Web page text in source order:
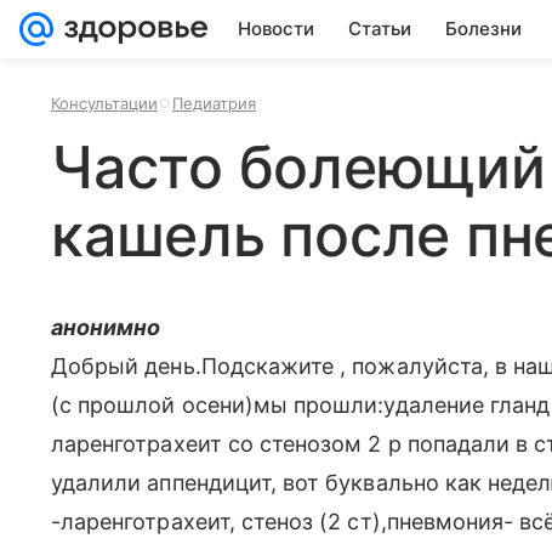
Новости Статьи Болезни
Консультации Педиатрия
Часто болеющий
кашель после
анонимно
Добрый день.Подскажите , пожалуйста, в
(с прошлой осени)мы прошли:удаление
ларенготрахеит со стенозом 2 р попадали в
удалили аппендицит, вот буквально как
-ларенготрахеит, стеноз (2 ст),пневмония-